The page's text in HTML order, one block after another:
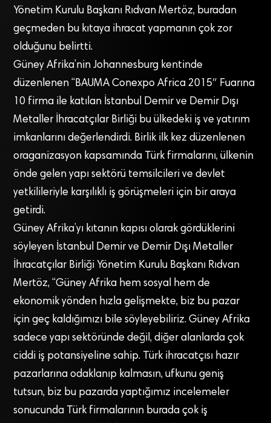
Yönetim Kurulu Başkanı Rıdvan Mertöz, buradan
geçmeden bu kıtaya ihracat yapmanın çok zor
olduğunu belirtti.
Güney Afrika’nin Johannesburg kentinde
düzenlenen “BAUMA Conexpo Africa 2015″ Fuarına
10 firma ile katılan İstanbul Demir ve Demir Dışı
Metaller İhracatçılar Birliği bu ülkedeki iş ve yatırım
imkanlarını değerlendirdi. Birlik ilk kez düzenlenen
oraganizasyon kapsamında Türk firmalarını, ülkenin
önde gelen yapı sektörü temsilcileri ve devlet
yetkilileriyle karşılıklı iş görüşmeleri için bir araya
getirdi.
Güney Afrika’yı kıtanın kapısı olarak gördüklerini
söyleyen İstanbul Demir ve Demir Dışı Metaller
İhracatçılar Birliği Yönetim Kurulu Başkanı Rıdvan
Mertöz, “Güney Afrika hem sosyal hem de
ekonomik yönden hızla gelişmekte, biz bu pazar
için geç kaldığımızı bile söyleyebiliriz. Güney Afrika
sadece yapı sektöründe değil, diğer alanlarda çok
ciddi iş potansiyeline sahip. Türk ihracatçısı hazır
pazarlarına odaklanıp kalmasın, ufkunu geniş
tutsun, biz bu pazarda yaptığımız incelemeler
sonucunda Türk firmalarının burada çok iş